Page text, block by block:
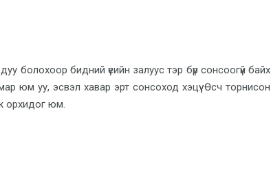
болохоор бидний үеийн залуус тэр бүр сонсоогүй байх
юм уу, эсвэл хавар эрт сонсоход хэцүү. Өсч торнисон
орхидог юм.